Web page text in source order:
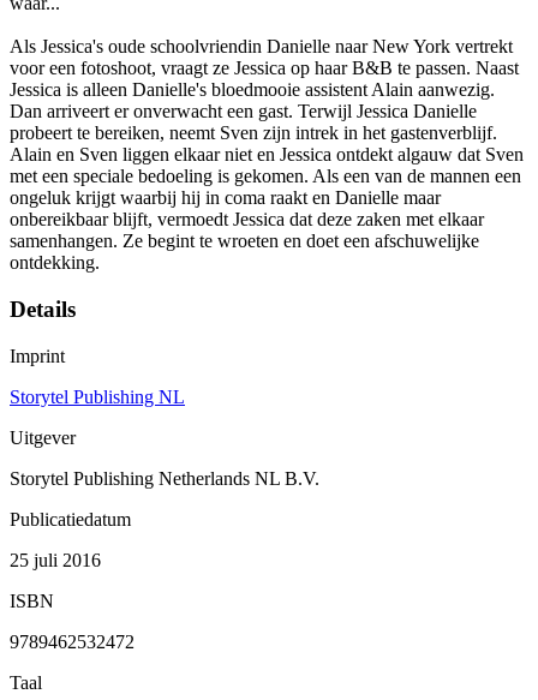
Als Jessica's oude schoolvriendin Danielle naar New York vertrekt
voor een fotoshoot, vraagt ze Jessica op haar B&B te passen. Naast
Jessica is alleen Danielle's bloedmooie assistent Alain aanwezig.
Dan arriveert er onverwacht een gast. Terwijl Jessica Danielle
probeert te bereiken, neemt Sven zijn intrek in het gastenverblijf.
Alain en Sven liggen elkaar niet en Jessica ontdekt algauw dat Sven
met een speciale bedoeling is gekomen. Als een van de mannen een
ongeluk krijgt waarbij hij in coma raakt en Danielle maar
onbereikbaar blijft, vermoedt Jessica dat deze zaken met elkaar
samenhangen. Ze begint te wroeten en doet een afschuwelijke
ontdekking.
Details
Imprint
Storytel Publishing NL
Uitgever
Storytel Publishing Netherlands NL B.V.
Publicatiedatum
25 juli 2016
ISBN
9789462532472
Taal